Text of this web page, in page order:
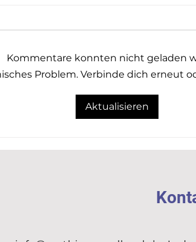
Kommentare konnten nicht geladen
Problem. Verbinde dich erneut
Aktualisieren